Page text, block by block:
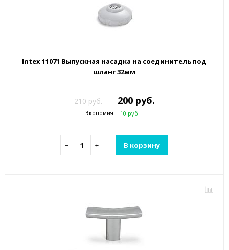
Intex 11071 Выпускная насадка на соединитель под
шланг 32мм
210 руб. 200 руб.
Экономия: 10 руб.
− + В корзину